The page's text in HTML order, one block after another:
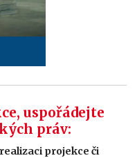
uspořádejte
práv:
projekce či